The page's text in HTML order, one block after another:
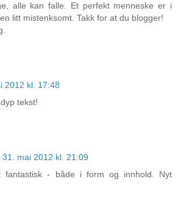
alle kan falle. Et perfekt menneske er i
litt mistenksomt. Takk for at du blogger!
2012 kl. 17:48
tekst!
31. mai 2012 kl. 21:09
fantastisk - både i form og innhold. Nyt